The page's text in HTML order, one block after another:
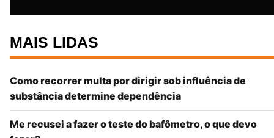
MAIS LIDAS
Como recorrer multa por dirigir sob influência de
substância determine dependência
Me recusei a fazer o teste do bafômetro, o que devo